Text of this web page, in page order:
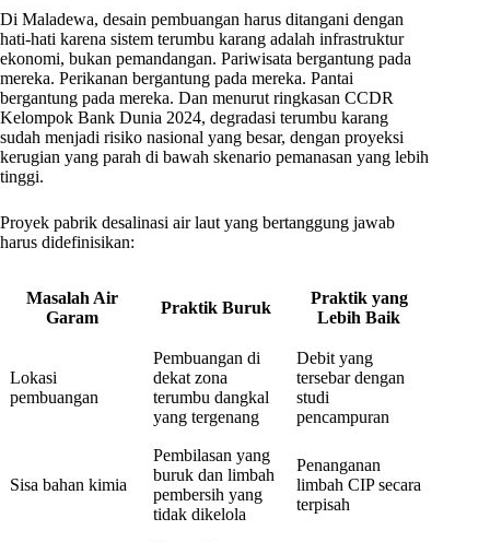
Di Maladewa, desain pembuangan harus ditangani dengan
hati-hati karena sistem terumbu karang adalah infrastruktur
ekonomi, bukan pemandangan. Pariwisata bergantung pada
mereka. Perikanan bergantung pada mereka. Pantai
bergantung pada mereka. Dan menurut ringkasan CCDR
Kelompok Bank Dunia 2024, degradasi terumbu karang
sudah menjadi risiko nasional yang besar, dengan proyeksi
kerugian yang parah di bawah skenario pemanasan yang lebih
tinggi.
Proyek pabrik desalinasi air laut yang bertanggung jawab
harus didefinisikan:
Masalah Air
Garam
Praktik Buruk
Praktik yang
Lebih Baik
Lokasi
pembuangan
Pembuangan di
dekat zona
terumbu dangkal
yang tergenang
Debit yang
tersebar dengan
studi
pencampuran
Sisa bahan kimia
Pembilasan yang
buruk dan limbah
pembersih yang
tidak dikelola
Penanganan
limbah CIP secara
terpisah